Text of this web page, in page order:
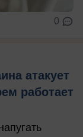
0
атакует
работает